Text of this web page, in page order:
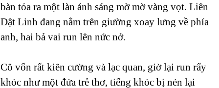
bàn tỏa ra một làn ánh sáng mờ mờ vàng vọt. Liên
Dật Linh đang nằm trên giường xoay lưng về phía
anh, hai bả vai run lên nức nở.
Cô vốn rất kiên cường và lạc quan, giờ lại run rẩy
khóc như một đứa trẻ thơ, tiếng khóc bị nén lại